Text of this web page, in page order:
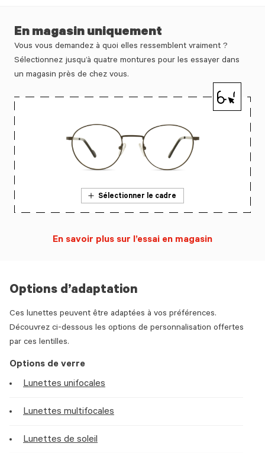
Options d’adaptation
Ces lunettes peuvent être adaptées à vos préférences.
Découvrez ci-dessous les options de personnalisation offertes
par ces lentilles.
Options de verre
Lunettes unifocales
Lunettes multifocales
Lunettes de soleil
En magasin uniquement
Vous vous demandez à quoi elles ressemblent vraiment ?
Sélectionnez jusqu’à quatre montures pour les essayer dans
un magasin près de chez vous.
Sélectionner le cadre
En savoir plus sur l’essai en magasin